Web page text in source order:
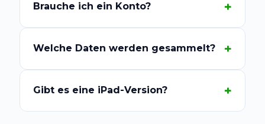
Brauche ich ein Konto?
Welche Daten werden gesammelt?
Gibt es eine iPad-Version?